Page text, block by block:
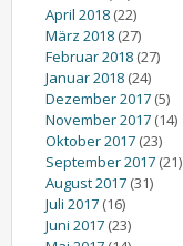
April 2018 (22)
März 2018 (27)
Februar 2018 (27)
Januar 2018 (24)
Dezember 2017 (5)
November 2017 (14)
Oktober 2017 (23)
September 2017 (21)
August 2017 (31)
Juli 2017 (16)
Juni 2017 (23)